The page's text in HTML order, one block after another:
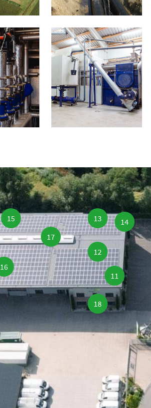
11
12
13 14
15
16
17
18